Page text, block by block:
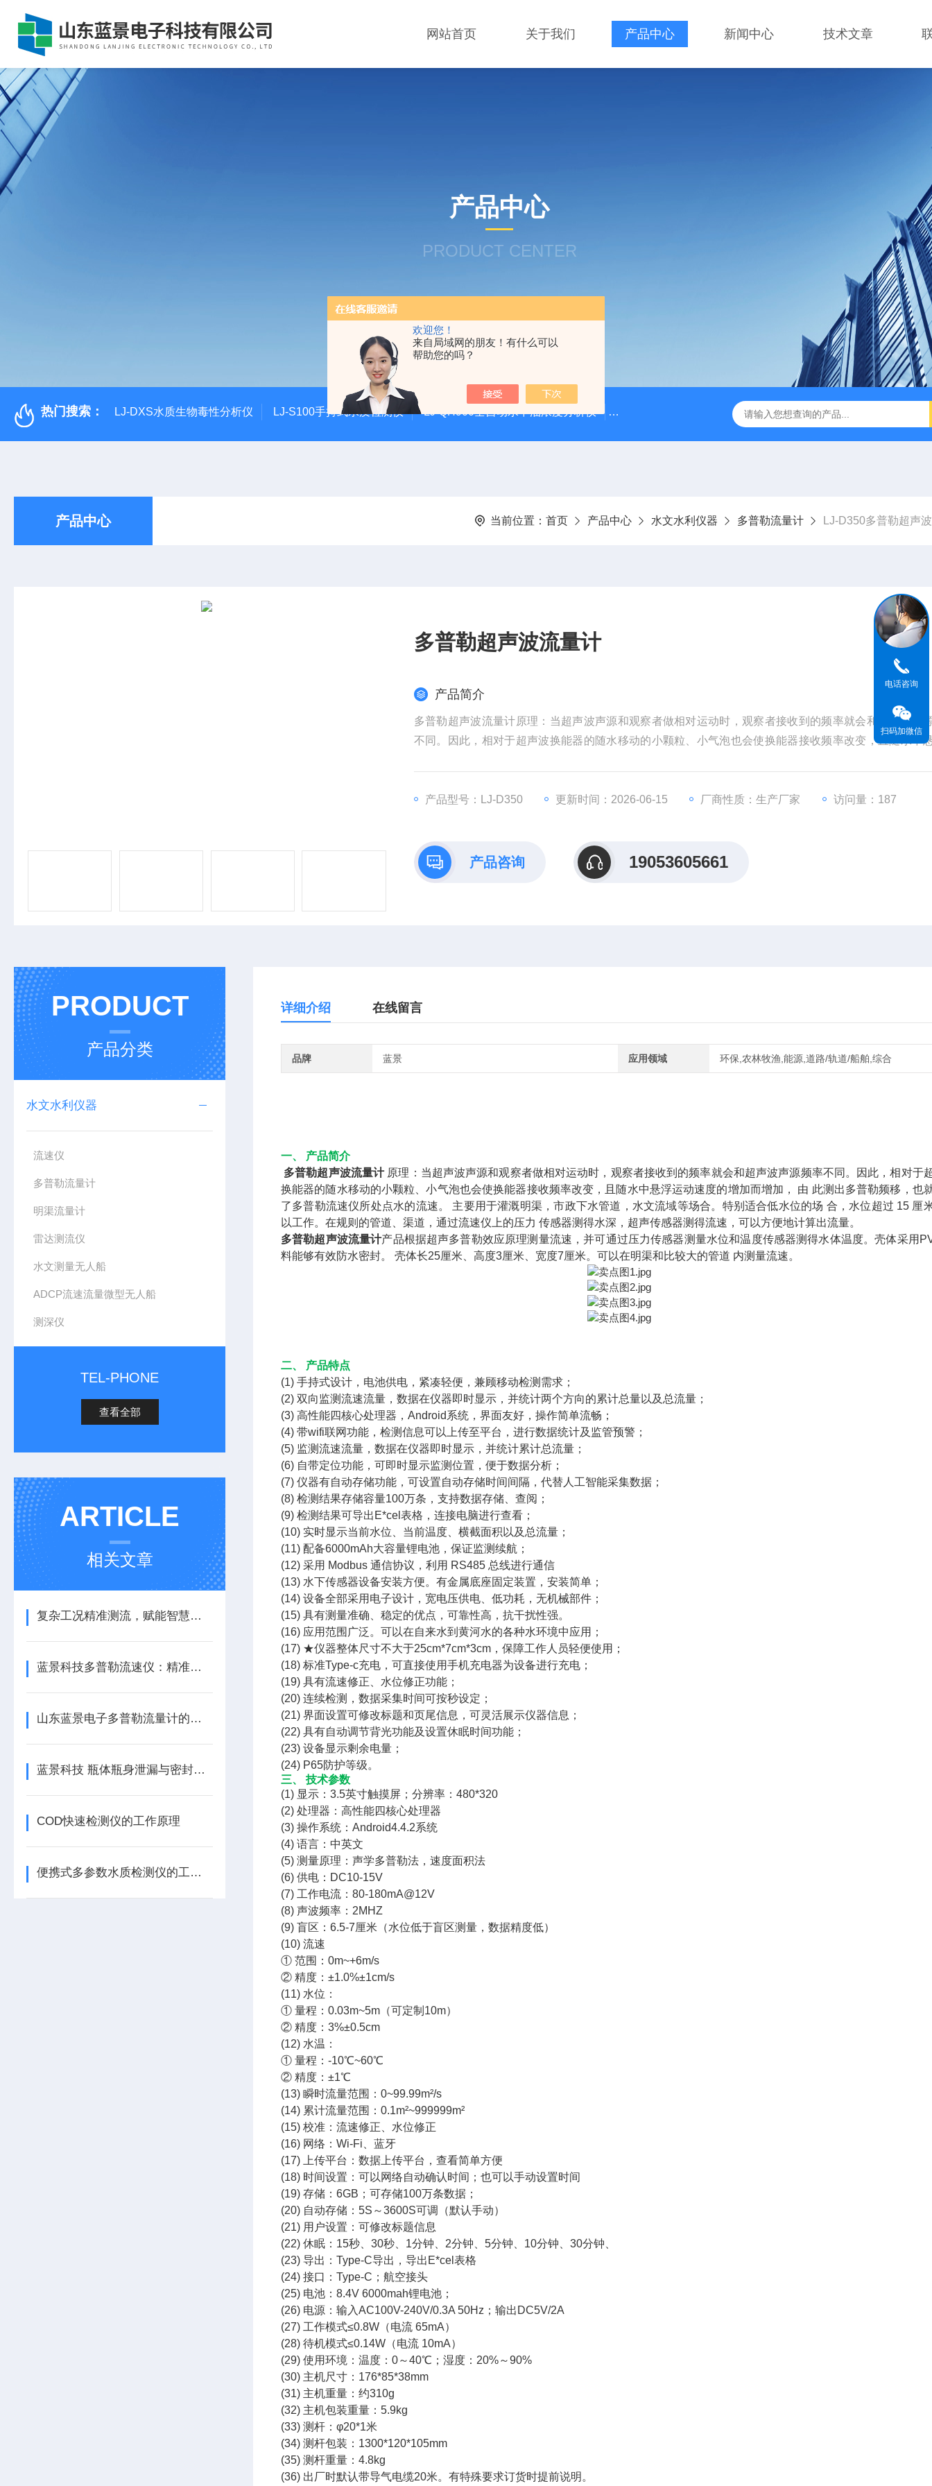
欢迎您！
来自局域网的朋友！有什么可以
帮助您的吗？
网站首页 关于我们 产品中心 新闻中心 技术文章
产品中心
PRODUCT CENTER
热门搜索： LJ-DXS水质生物毒性分析仪 LJ-S100手持式水质检测仪 LJ-QH900全自动水中油浓度分析仪 LJ-HC500水中油浓度分析仪 LJ-S104手持式水质总磷总氮检
产品中心 当前位置： 首页 产品中心 水文水利仪器 多普勒流量计 LJ-D350多普勒超声
多普勒超声波流量计
产品简介
多普勒超声波流量计原理：当超声波声源和观察者做相对运动时，观察者接收到的频率就会和超声波声
不同。因此，相对于超声波换能器的随水移动的小颗粒、小气泡也会使换能器接收频率改变，且随水中
产品型号：LJ-D350 更新时间：2026-06-15 厂商性质：生产厂家 访问量：187
产品咨询 19053605661
PRODUCT
产品分类
水文水利仪器
流速仪
多普勒流量计
明渠流量计
雷达测流仪
水文测量无人船
ADCP流速流量微型无人船
测深仪
TEL-PHONE
查看全部
ARTICLE
相关文章
复杂工况精准测流，赋能智慧水务与水利全域流量管控
蓝景科技多普勒流速仪：精准赋能，智测水流
山东蓝景电子多普勒流量计的工作原理
蓝景科技 瓶体瓶身泄漏与密封强度测试仪的选购指南与市场趋势分析
COD快速检测仪的工作原理
便携式多参数水质检测仪的工作原理与应用
详细介绍 在线留言
品牌 蓝景 应用领域 环保,农林牧渔,能源,道路/轨道/船舶,综合
一、 产品简介
多普勒超声波流量计原理：当超声波声源和观察者做相对运动时，观察者接收到的频率就会和超声波声源频率不同。因此，相对于
换能器的随水移动的小颗粒、小气泡也会使换能器接收频率改变，且随水中悬浮运动速度的增加而增加， 由 此测出多普勒频移，也
了多普勒流速仪所处点水的流速。 主要用于灌溉明渠，市政下水管道，水文流域等场合。特别适合低水位的场 合，水位超过 15 厘
以工作。在规则的管道、渠道，通过流速仪上的压力 传感器测得水深，超声传感器测得流速，可以方便地计算出流量。
多普勒超声波流量计产品根据超声多普勒效应原理测量流速，并可通过压力传感器测量水位和温度传感器测得水体温度。壳体采用
料能够有效防水密封。 壳体长25厘米、高度3厘米、宽度7厘米。可以在明渠和比较大的管道 内测量流速。
二、 产品特点
(1) 手持式设计，电池供电，紧凑轻便，兼顾移动检测需求；
(2) 双向监测流速流量，数据在仪器即时显示，并统计两个方向的累计总量以及总流量；
(3) 高性能四核心处理器，Android系统，界面友好，操作简单流畅；
(4) 带wifi联网功能，检测信息可以上传至平台，进行数据统计及监管预警；
(5) 监测流速流量，数据在仪器即时显示，并统计累计总流量；
(6) 自带定位功能，可即时显示监测位置，便于数据分析；
(7) 仪器有自动存储功能，可设置自动存储时间间隔，代替人工智能采集数据；
(8) 检测结果存储容量100万条，支持数据存储、查阅；
(9) 检测结果可导出E*cel表格，连接电脑进行查看；
(10) 实时显示当前水位、当前温度、横截面积以及总流量；
(11) 配备6000mAh大容量锂电池，保证监测续航；
(12) 采用 Modbus 通信协议，利用 RS485 总线进行通信
(13) 水下传感器设备安装方便。有金属底座固定装置，安装简单；
(14) 设备全部采用电子设计，宽电压供电、低功耗，无机械部件；
(15) 具有测量准确、稳定的优点，可靠性高，抗干扰性强。
(16) 应用范围广泛。可以在自来水到黄河水的各种水环境中应用；
(17) ★仪器整体尺寸不大于25cm*7cm*3cm，保障工作人员轻便使用；
(18) 标准Type-c充电，可直接使用手机充电器为设备进行充电；
(19) 具有流速修正、水位修正功能；
(20) 连续检测，数据采集时间可按秒设定；
(21) 界面设置可修改标题和页尾信息，可灵活展示仪器信息；
(22) 具有自动调节背光功能及设置休眠时间功能；
(23) 设备显示剩余电量；
(24) P65防护等级。
三、 技术参数
(1) 显示：3.5英寸触摸屏；分辨率：480*320
(2) 处理器：高性能四核心处理器
(3) 操作系统：Android4.4.2系统
(4) 语言：中英文
(5) 测量原理：声学多普勒法，速度面积法
(6) 供电：DC10-15V
(7) 工作电流：80-180mA@12V
(8) 声波频率：2MHZ
(9) 盲区：6.5-7厘米（水位低于盲区测量，数据精度低）
(10) 流速
① 范围：0m~+6m/s
② 精度：±1.0%±1cm/s
(11) 水位：
① 量程：0.03m~5m（可定制10m）
② 精度：3%±0.5cm
(12) 水温：
① 量程：-10℃~60℃
② 精度：±1℃
(13) 瞬时流量范围：0~99.99m²/s
(14) 累计流量范围：0.1m²~999999m²
(15) 校准：流速修正、水位修正
(16) 网络：Wi-Fi、蓝牙
(17) 上传平台：数据上传平台，查看简单方便
(18) 时间设置：可以网络自动确认时间；也可以手动设置时间
(19) 存储：6GB；可存储100万条数据；
(20) 自动存储：5S～3600S可调（默认手动）
(21) 用户设置：可修改标题信息
(22) 休眠：15秒、30秒、1分钟、2分钟、5分钟、10分钟、30分钟、
(23) 导出：Type-C导出，导出E*cel表格
(24) 接口：Type-C；航空接头
(25) 电池：8.4V 6000mah锂电池；
(26) 电源：输入AC100V-240V/0.3A 50Hz；输出DC5V/2A
(27) 工作模式≤0.8W（电流 65mA）
(28) 待机模式≤0.14W（电流 10mA）
(29) 使用环境：温度：0～40℃；湿度：20%～90%
(30) 主机尺寸：176*85*38mm
(31) 主机重量：约310g
(32) 主机包装重量：5.9kg
(33) 测杆：φ20*1米
(34) 测杆包装：1300*120*105mm
(35) 测杆重量：4.8kg
(36) 出厂时默认带导气电缆20米。有特殊要求订货时提前说明。
电话咨询
扫码加微信